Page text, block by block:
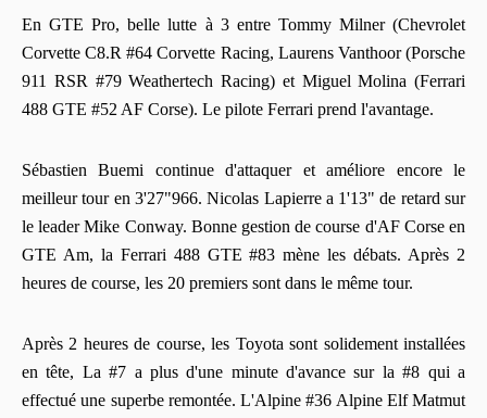
En GTE Pro, belle lutte à 3 entre Tommy Milner (Chevrolet
Corvette C8.R #64 Corvette Racing, Laurens Vanthoor (Porsche
911 RSR #79 Weathertech Racing) et Miguel Molina (Ferrari
488 GTE #52 AF Corse). Le pilote Ferrari prend l'avantage.
Sébastien Buemi continue d'attaquer et améliore encore le
meilleur tour en 3'27"966. Nicolas Lapierre a 1'13" de retard sur
le leader Mike Conway. Bonne gestion de course d'AF Corse en
GTE Am, la Ferrari 488 GTE #83 mène les débats. Après 2
heures de course, les 20 premiers sont dans le même tour.
Après 2 heures de course, les Toyota sont solidement installées
en tête, La #7 a plus d'une minute d'avance sur la #8 qui a
effectué une superbe remontée. L'Alpine #36 Alpine Elf Matmut